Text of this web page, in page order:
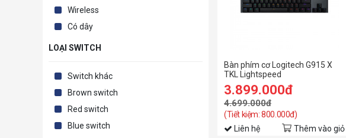
Wireless
Có dây
LOẠI SWITCH
Switch khác
Brown switch
Red switch
Blue switch
Bàn phím cơ Logitech G915 X
TKL Lightspeed
(Wireless/Rgb/Tactile/Đen)
3.899.000đ
4.699.000đ
(Tiết kiệm: 800.000đ)
Liên hệ Thêm vào giỏ